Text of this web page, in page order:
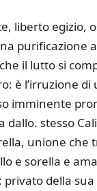
liberto egizio,
purificazione
il lutto si
è l’irruzione
imminente
stesso
unione che
e sorella e
privato della